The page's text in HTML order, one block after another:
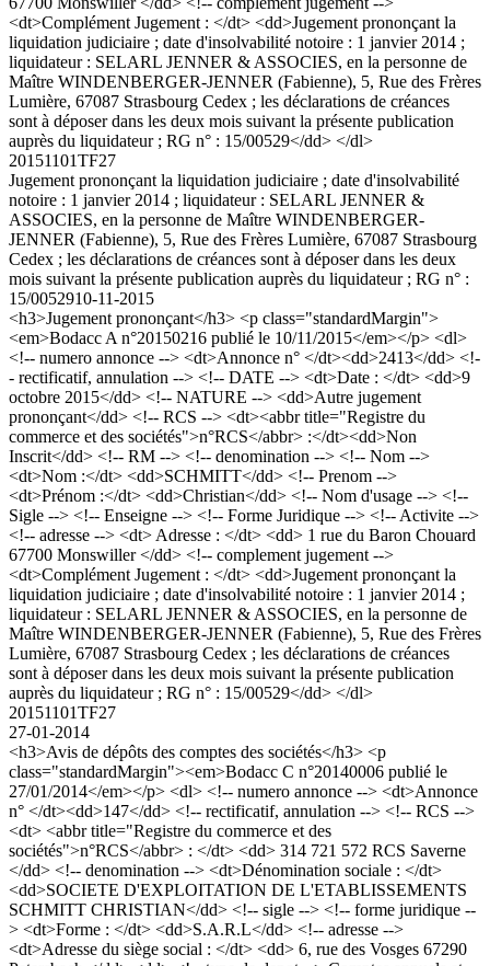
<dt>Complément Jugement : </dt> <dd>Jugement prononçant la
liquidation judiciaire ; date d'insolvabilité notoire : 1 janvier 2014 ;
liquidateur : SELARL JENNER & ASSOCIES, en la personne de
Maître WINDENBERGER-JENNER (Fabienne), 5, Rue des Frères
Lumière, 67087 Strasbourg Cedex ; les déclarations de créances
sont à déposer dans les deux mois suivant la présente publication
auprès du liquidateur ; RG n° : 15/00529</dd> </dl>
20151101TF27
Jugement prononçant la liquidation judiciaire ; date d'insolvabilité
notoire : 1 janvier 2014 ; liquidateur : SELARL JENNER &
ASSOCIES, en la personne de Maître WINDENBERGER-
JENNER (Fabienne), 5, Rue des Frères Lumière, 67087 Strasbourg
Cedex ; les déclarations de créances sont à déposer dans les deux
mois suivant la présente publication auprès du liquidateur ; RG n° :
15/0052910-11-2015
<h3>Jugement prononçant</h3> <p class="standardMargin">
<em>Bodacc A n°20150216 publié le 10/11/2015</em></p> <dl>
<!-- numero annonce --> <dt>Annonce n° </dt><dd>2413</dd> <!-
- rectificatif, annulation --> <!-- DATE --> <dt>Date : </dt> <dd>9
octobre 2015</dd> <!-- NATURE --> <dd>Autre jugement
prononçant</dd> <!-- RCS --> <dt><abbr title="Registre du
commerce et des sociétés">n°RCS</abbr> :</dt><dd>Non
Inscrit</dd> <!-- RM --> <!-- denomination --> <!-- Nom -->
<dt>Nom :</dt> <dd>SCHMITT</dd> <!-- Prenom -->
<dt>Prénom :</dt> <dd>Christian</dd> <!-- Nom d'usage --> <!--
Sigle --> <!-- Enseigne --> <!-- Forme Juridique --> <!-- Activite -->
<!-- adresse --> <dt> Adresse : </dt> <dd> 1 rue du Baron Chouard
67700 Monswiller </dd> <!-- complement jugement -->
<dt>Complément Jugement : </dt> <dd>Jugement prononçant la
liquidation judiciaire ; date d'insolvabilité notoire : 1 janvier 2014 ;
liquidateur : SELARL JENNER & ASSOCIES, en la personne de
Maître WINDENBERGER-JENNER (Fabienne), 5, Rue des Frères
Lumière, 67087 Strasbourg Cedex ; les déclarations de créances
sont à déposer dans les deux mois suivant la présente publication
auprès du liquidateur ; RG n° : 15/00529</dd> </dl>
20151101TF27
27-01-2014
<h3>Avis de dépôts des comptes des sociétés</h3> <p
class="standardMargin"><em>Bodacc C n°20140006 publié le
27/01/2014</em></p> <dl> <!-- numero annonce --> <dt>Annonce
n° </dt><dd>147</dd> <!-- rectificatif, annulation --> <!-- RCS -->
<dt> <abbr title="Registre du commerce et des
sociétés">n°RCS</abbr> : </dt> <dd> 314 721 572 RCS Saverne
</dd> <!-- denomination --> <dt>Dénomination sociale : </dt>
<dd>SOCIETE D'EXPLOITATION DE L'ETABLISSEMENTS
SCHMITT CHRISTIAN</dd> <!-- sigle --> <!-- forme juridique --
> <dt>Forme : </dt> <dd>S.A.R.L</dd> <!-- adresse -->
<dt>Adresse du siège social : </dt> <dd> 6, rue des Vosges 67290